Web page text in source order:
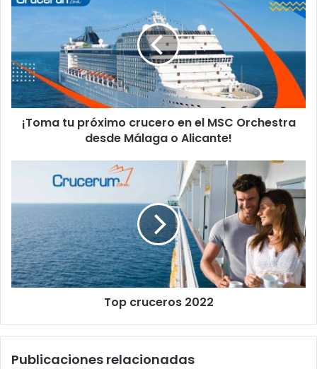
¡Toma tu próximo crucero en el MSC Orchestra
desde Málaga o Alicante!
Top cruceros 2022
Publicaciones relacionadas